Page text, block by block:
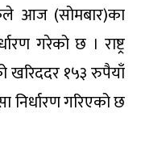
आज (सोमबार)का
गरेको छ । राष्ट्र
१५३ रुपैयाँ
निर्धारण गरिएको छ